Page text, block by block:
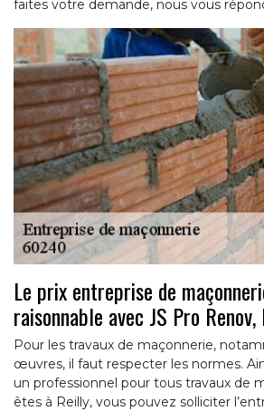
faites votre demande, nous vous
Le prix entreprise de
raisonnable avec JS Pro
Pour les travaux de maçonnerie,
œuvres, il faut respecter les normes.
un professionnel pour tous travaux de
êtes à Reilly, vous pouvez solliciter